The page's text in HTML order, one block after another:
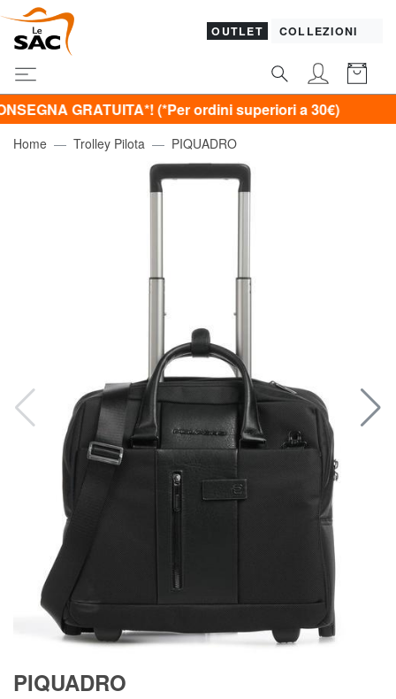
OUTLET COLLEZIONI
GRATUITA*! (*Per ordini superiori a 30€)
Home Trolley Pilota PIQUADRO
PIQUADRO